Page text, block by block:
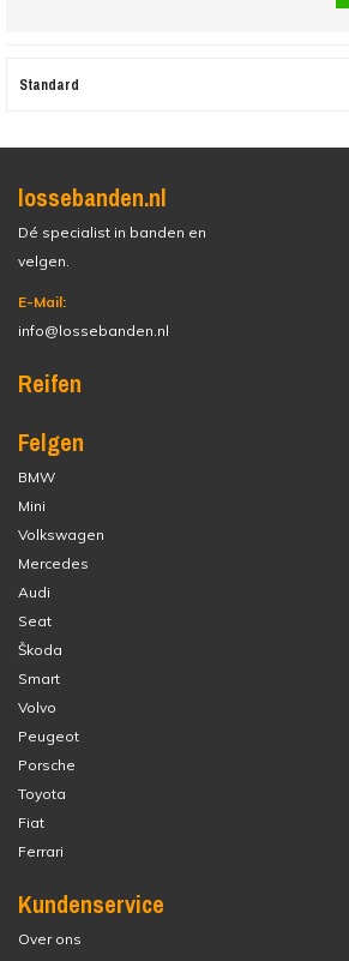
Standard
lossebanden.nl
Dé specialist in banden en
velgen.
E-Mail:
info@lossebanden.nl
Reifen
Felgen
BMW
Mini
Volkswagen
Mercedes
Audi
Seat
Škoda
Smart
Volvo
Peugeot
Porsche
Toyota
Fiat
Ferrari
Kundenservice
Over ons